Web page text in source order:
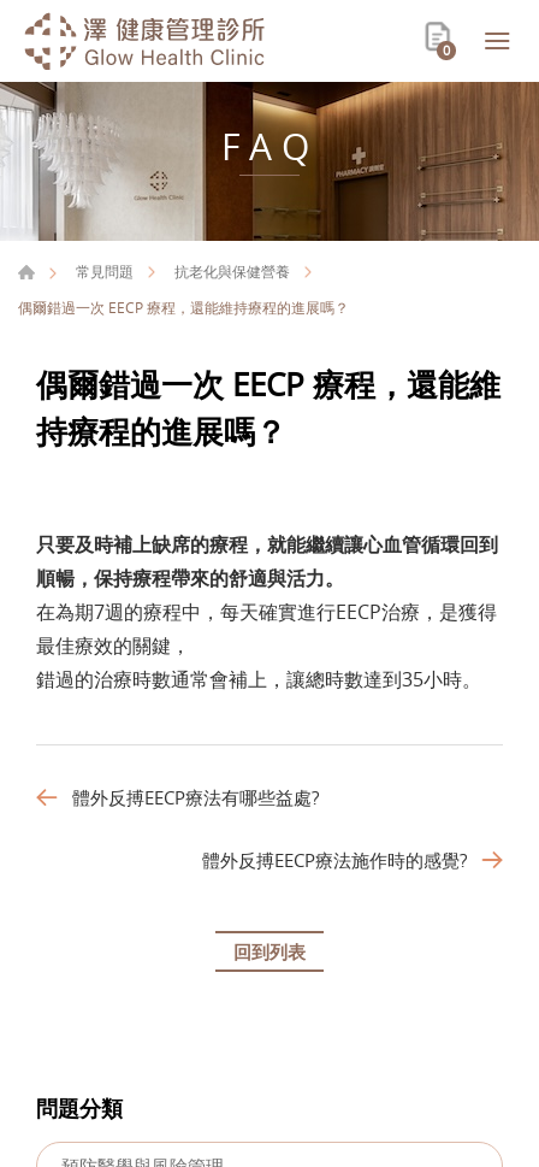
0
FAQ
常見問題
抗老化與保健營養
偶爾錯過一次 EECP 療程，還能維持療程的進展嗎？
偶爾錯過一次 EECP 療程，還能維
持療程的進展嗎？
只要及時補上缺席的療程，就能繼續讓心血管循環回到
順暢，保持療程帶來的舒適與活力。
在為期7週的療程中，每天確實進行EECP治療，是獲得
最佳療效的關鍵，
錯過的治療時數通常會補上，讓總時數達到35小時。
體外反搏EECP療法有哪些益處?
體外反搏EECP療法施作時的感覺?
回到列表
問題分類